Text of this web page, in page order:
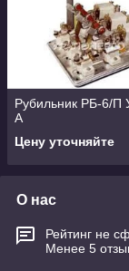
Рубильник РБ-6/П
А
Цену уточняйте
О нас
Рейтинг не
Менее 5